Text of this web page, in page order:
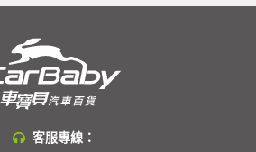
客服專線：